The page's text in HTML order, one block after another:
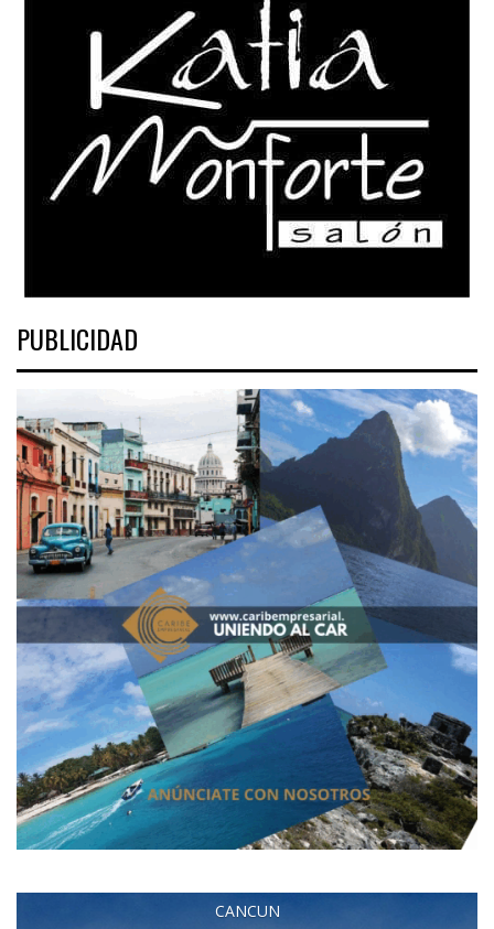
PUBLICIDAD
CANCUN